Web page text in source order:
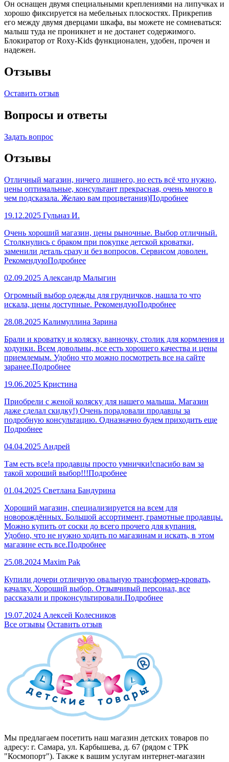
Он оснащен двумя специальными креплениями на липучках и
хорошо фиксируется на мебельных плоскостях. Прикрепив
его между двумя дверцами шкафа, вы можете не сомневаться:
малыш туда не проникнет и не достанет содержимого.
Блокиратор от Roxy-Kids функционален, удобен, прочен и
надежен.
Отзывы
Оставить отзыв
Вопросы и ответы
Задать вопрос
Отзывы
Отличный магазин, ничего лишнего, но есть всё что нужно,
цены оптимальные, консультант прекрасная, очень много в
чем подсказала. Желаю вам процветания)Подробнее
19.12.2025 Гульназ И.
Очень хороший магазин, цены рыночные. Выбор отличный.
Столкнулись с браком при покупке детской кроватки,
заменили деталь сразу и без вопросов. Сервисом доволен.
РекомендуюПодробнее
02.09.2025 Александр Малыгин
Огромный выбор одежды для грудничков, нашла то что
искала, цены доступные. РекомендуюПодробнее
28.08.2025 Калимуллина Зарина
Брали и кроватку и коляску, ванночку, столик для кормления и
ходунки. Всем довольны, все есть хорошего качества и цены
приемлемым. Удобно что можно посмотреть все на сайте
заранее.Подробнее
19.06.2025 Кристина
Приобрели с женой коляску для нашего малыша. Магазин
даже сделал скидку!) Очень порадовали продавцы за
подробную консультацию. Одназначно будем приходить еще
Подробнее
04.04.2025 Андрей
Там есть все!а продавцы просто умнички!спасибо вам за
такой хороший выбор!!!Подробнее
01.04.2025 Светлана Бандурина
Хороший магазин, специализируется на всем для
новорождённых. Большой ассортимент, грамотные продавцы.
Можно купить от соски до всего прочего для купания.
Удобно, что не нужно ходить по магазинам и искать, в этом
магазине есть все.Подробнее
25.08.2024 Maxim Pak
Купили дочери отличную овальную трансформер-кровать,
качалку. Хороший выбор. Отзывчивый персонал, все
рассказали и проконсультировали.Подробнее
19.07.2024 Алексей Колесников
Все отзывы Оставить отзыв
Мы предлагаем посетить наш магазин детских товаров по
адресу: г. Самара, ул. Карбышева, д. 67 (рядом с ТРК
"Космопорт"). Также к вашим услугам интернет-магазин